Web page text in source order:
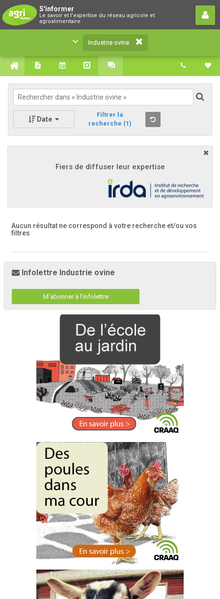
S'informer
Le savoir et l'expertise du réseau agricole et
agroalimentaire
Industrie ovine
Le savoir et l'expertise du réseau agricole et
agroalimentaire
Industrie ovine
Date
Filtrer la
recherche (1)
Fiers de diffuser leur expertise
Aucun résultat ne correspond à votre recherche et/ou vos
filtres
Infolettre Industrie ovine
M'abonner à l'infolettre